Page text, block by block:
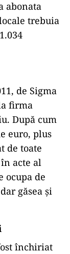
abonata
trebuia
de Sigma
firma
După cum
euro, plus
de toate
acte al
ocupa de
găsea și
închiriat